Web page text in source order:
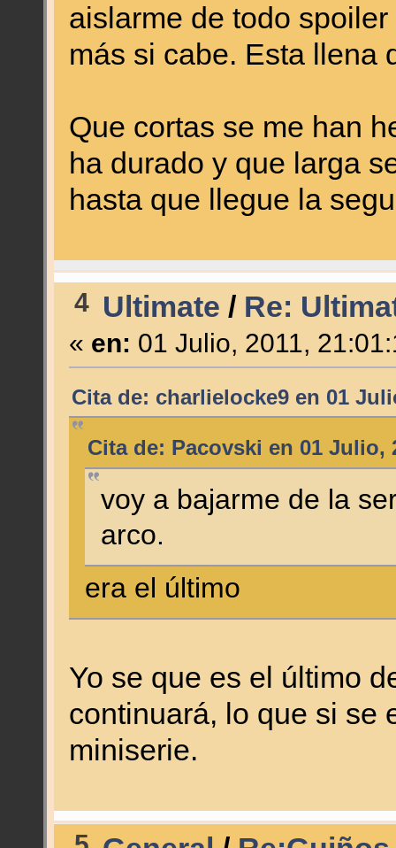
aislarme de todo
más si cabe. Esta llena
Que cortas se me han
ha durado y que larga
hasta que llegue la
4 Ultimate / Re:
« en: 01 Julio, 2011,
Cita de: charlielocke9 en 01
Cita de: Pacovski en 01 Julio,
voy a bajarme de la
arco.
era el último
Yo se que es el último
continuará, lo que si se
miniserie.